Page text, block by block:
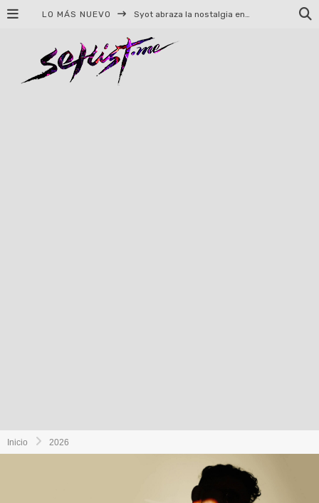
LO MÁS NUEVO
Helloween celebrará 40 años de historia con conciertos en Ciudad de México y Guadalajara
Inicio 2026